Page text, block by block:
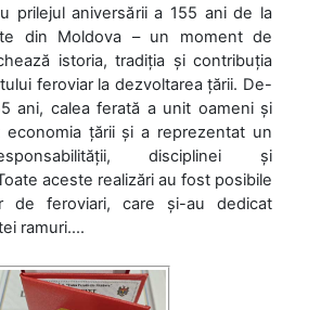
prilejul aniversării a 155 ani de la
din Moldova – un moment de
istoria, tradiția și contribuția
feroviar la dezvoltarea țării. De-
ani, calea ferată a unit oameni și
economia țării și a reprezentat un
disciplinei și
aceste realizări au fost posibile
de feroviari, care și-au dedicat
ramuri....